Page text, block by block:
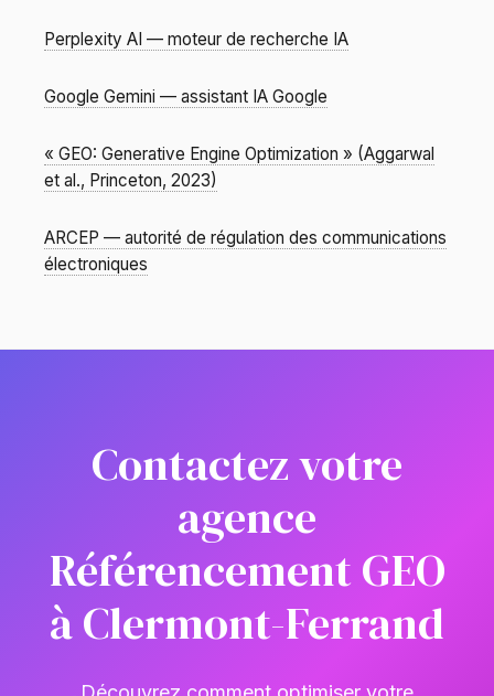
Perplexity AI — moteur de recherche IA
Google Gemini — assistant IA Google
« GEO: Generative Engine Optimization » (Aggarwal
et al., Princeton, 2023)
ARCEP — autorité de régulation des communications
électroniques
Contactez votre
agence
Référencement GEO
à Clermont-Ferrand